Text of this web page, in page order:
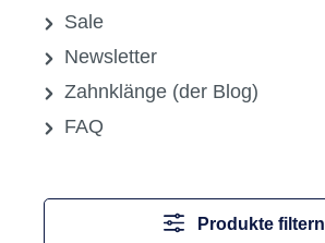
Sale
Newsletter
Zahnklänge (der Blog)
FAQ
Produkte filtern